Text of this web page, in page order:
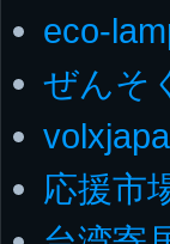
eco-
ぜんそ
応援市